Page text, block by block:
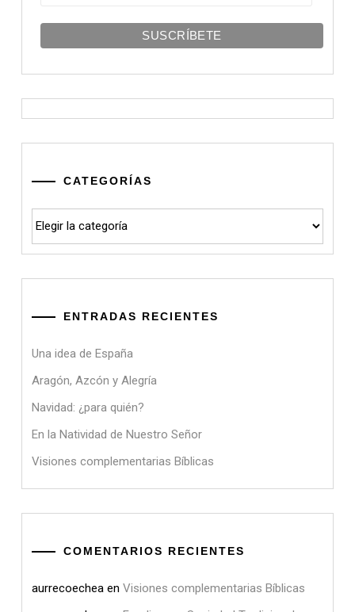
CATEGORÍAS
ENTRADAS RECIENTES
Una idea de España
Aragón, Azcón y Alegría
Navidad: ¿para quién?
En la Natividad de Nuestro Señor
Visiones complementarias Bíblicas
COMENTARIOS RECIENTES
aurrecoechea en Visiones complementarias Bíblicas